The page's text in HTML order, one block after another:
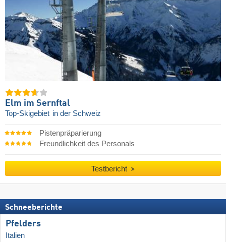
Elm im Sernftal
Top-Skigebiet in der Schweiz
Pistenpräparierung
Freundlichkeit des Personals
Testbericht
Schneeberichte
Pfelders
Italien